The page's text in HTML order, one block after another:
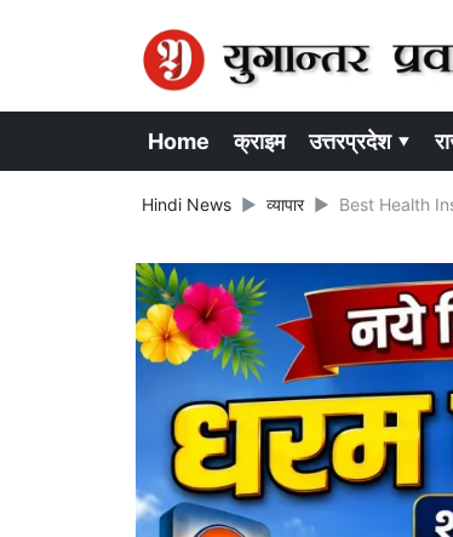
Home क्राइम उत्तरप्रदेश ▾
Hindi News व्यापार Best Health